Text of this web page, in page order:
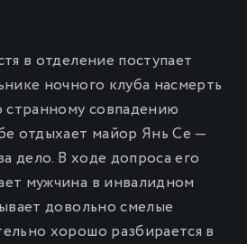
в отделение поступает
ночного клуба насмерть
странному совпадению
отдыхает майор Янь Се —
дело. В ходе допроса его
мужчина в инвалидном
довольно смелые
хорошо разбирается в